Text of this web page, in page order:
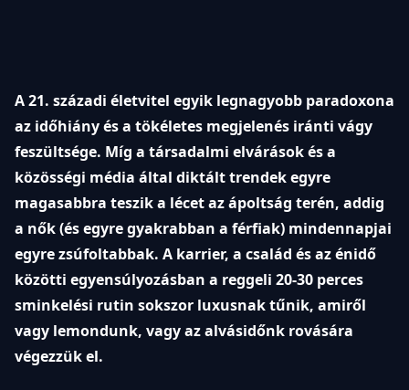
A 21. századi életvitel egyik legnagyobb paradoxona
az időhiány és a tökéletes megjelenés iránti vágy
feszültsége. Míg a társadalmi elvárások és a
közösségi média által diktált trendek egyre
magasabbra teszik a lécet az ápoltság terén, addig
a nők (és egyre gyakrabban a férfiak) mindennapjai
egyre zsúfoltabbak. A karrier, a család és az énidő
közötti egyensúlyozásban a reggeli 20-30 perces
sminkelési rutin sokszor luxusnak tűnik, amiről
vagy lemondunk, vagy az alvásidőnk rovására
végezzük el.